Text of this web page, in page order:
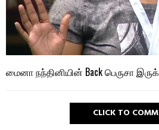
மைனா நந்தினியின் Back பெருசா
CLICK TO